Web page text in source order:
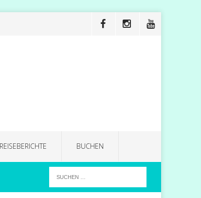
REISEBERICHTE BUCHEN